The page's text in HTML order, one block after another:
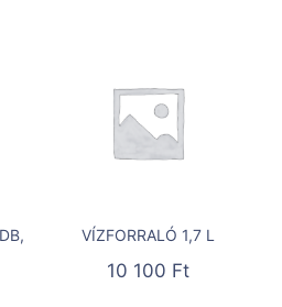
VÍZFORRALÓ 1,7 L
10 100 Ft